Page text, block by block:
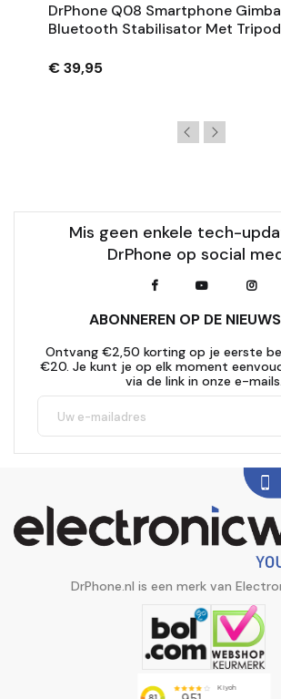
DrPhone Q08 Smartphone
Bluetooth Stabilisator Met Tripod
€ 39,95
Mis geen enkele tech-
DrPhone op social
ABONNEREN OP DE
Ontvang €2,50 korting op je eerste
€20. Je kunt je op elk moment
via de link in onze e-mails.
DrPhone.nl is een merk van